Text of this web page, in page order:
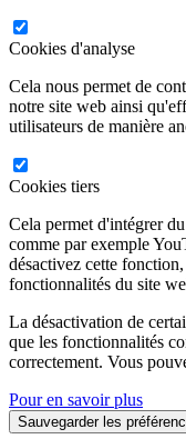
Cookies d'analyse
Cela nous permet de
notre site web ainsi
utilisateurs de manière
Cookies tiers
Cela permet d'intégrer
comme par exemple
désactivez cette
fonctionnalités du site
La désactivation de
que les fonctionnalités
correctement. Vous
Pour en savoir plus
Sauvegarder les